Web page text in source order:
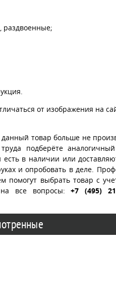
раздвоенные;
от изображения на
данный товар больше не
подберёте
в наличии или
и опробовать в деле.
помогут выбрать товар с
на все вопросы:+7 (495)